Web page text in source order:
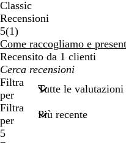
Classic
Recensioni
5(11
recensioni
)
Come raccogliamo e
Recensito da 1 clienti
I
miei
termini
di
ricerca
Filtra
per
Filtra
per
5